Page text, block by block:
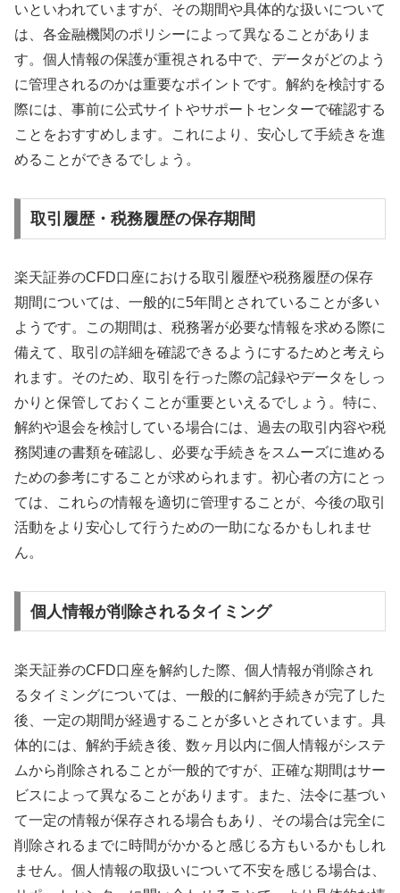
いといわれていますが、その期間や具体的な扱いについて
は、各金融機関のポリシーによって異なることがありま
す。個人情報の保護が重視される中で、データがどのよう
に管理されるのかは重要なポイントです。解約を検討する
際には、事前に公式サイトやサポートセンターで確認する
ことをおすすめします。これにより、安心して手続きを進
めることができるでしょう。
取引履歴・税務履歴の保存期間
楽天証券のCFD口座における取引履歴や税務履歴の保存
期間については、一般的に5年間とされていることが多い
ようです。この期間は、税務署が必要な情報を求める際に
備えて、取引の詳細を確認できるようにするためと考えら
れます。そのため、取引を行った際の記録やデータをしっ
かりと保管しておくことが重要といえるでしょう。特に、
解約や退会を検討している場合には、過去の取引内容や税
務関連の書類を確認し、必要な手続きをスムーズに進める
ための参考にすることが求められます。初心者の方にとっ
ては、これらの情報を適切に管理することが、今後の取引
活動をより安心して行うための一助になるかもしれませ
ん。
個人情報が削除されるタイミング
楽天証券のCFD口座を解約した際、個人情報が削除され
るタイミングについては、一般的に解約手続きが完了した
後、一定の期間が経過することが多いとされています。具
体的には、解約手続き後、数ヶ月以内に個人情報がシステ
ムから削除されることが一般的ですが、正確な期間はサー
ビスによって異なることがあります。また、法令に基づい
て一定の情報が保存される場合もあり、その場合は完全に
削除されるまでに時間がかかると感じる方もいるかもしれ
ません。個人情報の取扱いについて不安を感じる場合は、